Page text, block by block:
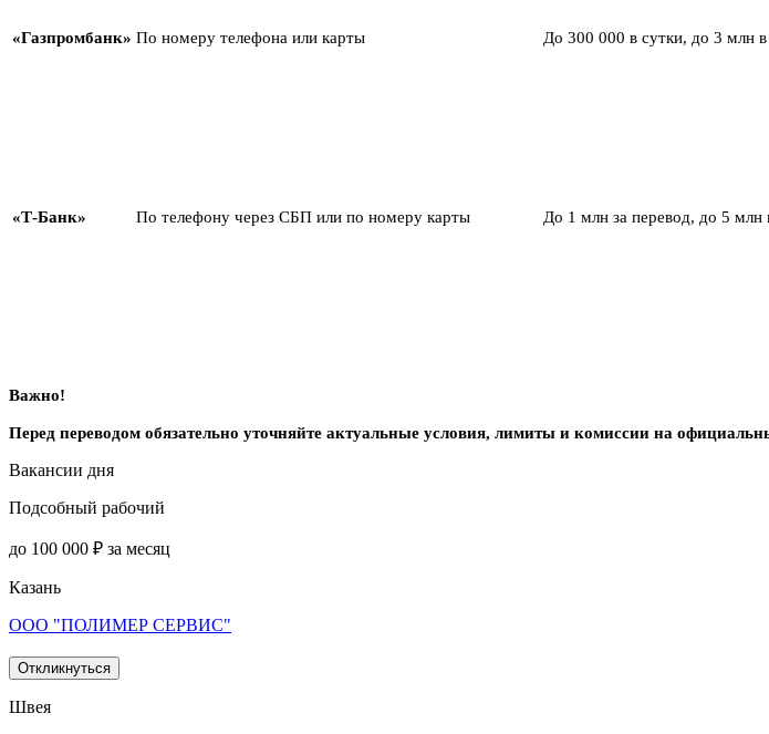
«Газпромбанк» По номеру телефона или карты До 300 000 в сутки, до 3 млн
«Т-Банк» По телефону через СБП или по номеру карты До 1 млн за перевод, до 5 млн
Важно!
Перед переводом обязательно уточняйте актуальные условия, лимиты и комиссии на
Вакансии дня
Подсобный рабочий
до 100 000 ₽ за месяц
Казань
ООО "ПОЛИМЕР СЕРВИС"
Откликнуться
Швея